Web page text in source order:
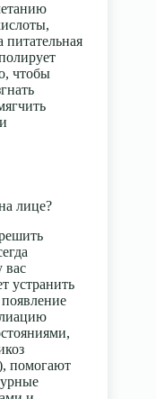
питательная
чтобы
лице?
вас
устранить
помогают